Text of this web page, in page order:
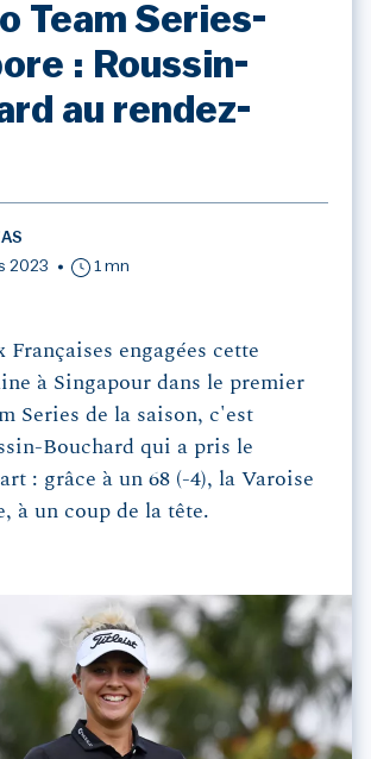
Team Series-
: Roussin-
au rendez-
2023
1 mn
Françaises engagées cette
à Singapour dans le premier
Series de la saison, c'est
Bouchard qui a pris le
: grâce à un 68 (-4), la Varoise
à un coup de la tête.